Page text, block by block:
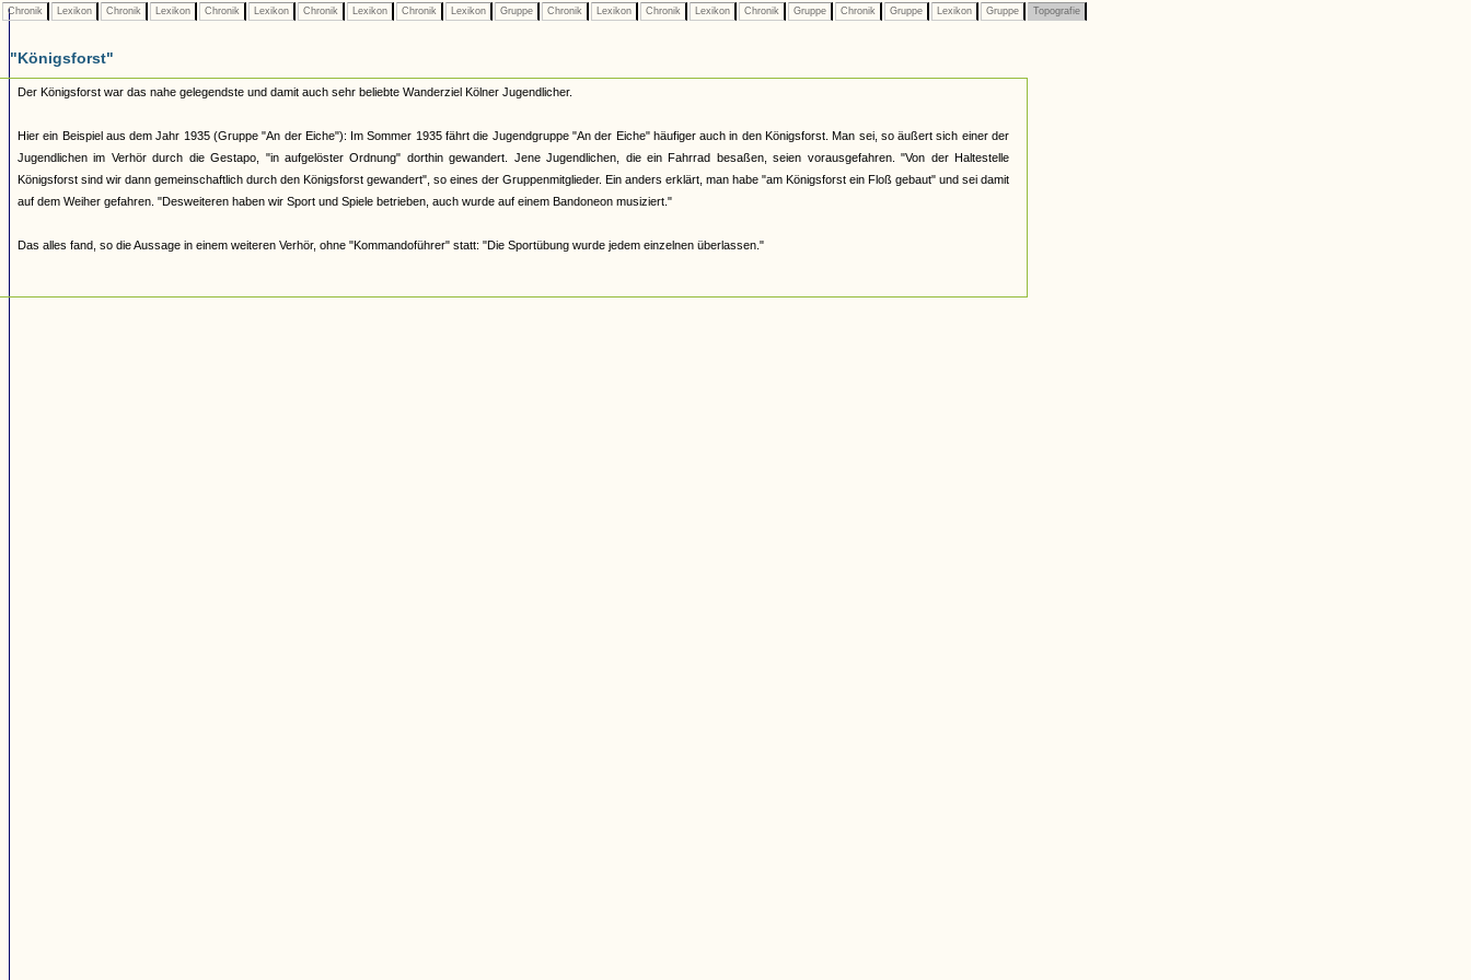
Chronik Lexikon Chronik Lexikon Chronik Lexikon Chronik Lexikon Chronik Lexikon Gruppe Chronik Lexikon Chronik Lexikon Chronik Gruppe Chronik Gruppe Lexikon Gruppe Topografie
"Königsforst"
Der Königsforst war das nahe gelegendste und damit auch sehr beliebte Wanderziel Kölner Jugendlicher.
Hier ein Beispiel aus dem Jahr 1935 (Gruppe "An der Eiche"): Im Sommer 1935 fährt die Jugendgruppe "An der Eiche" häufiger auch in den Königsforst. Man sei, so äußert sich einer der
Jugendlichen im Verhör durch die Gestapo, "in aufgelöster Ordnung" dorthin gewandert. Jene Jugendlichen, die ein Fahrrad besaßen, seien vorausgefahren. "Von der Haltestelle
Königsforst sind wir dann gemeinschaftlich durch den Königsforst gewandert", so eines der Gruppenmitglieder. Ein anders erklärt, man habe "am Königsforst ein Floß gebaut" und sei damit
auf dem Weiher gefahren. "Desweiteren haben wir Sport und Spiele betrieben, auch wurde auf einem Bandoneon musiziert."
Das alles fand, so die Aussage in einem weiteren Verhör, ohne "Kommandoführer" statt: "Die Sportübung wurde jedem einzelnen überlassen."